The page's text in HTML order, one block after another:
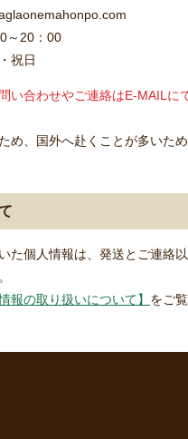
～20：00
祝日
い合わせやご連絡はE-MAILに
め、国外へ赴くことが多いため
た個人情報は、発送とご連絡
報の取り扱いについて】 をご